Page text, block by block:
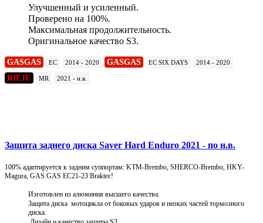
Улучшенный и усиленный.
Проверено на 100%.
Максимальная продолжительность.
Оригинальное качество S3.
GASGAS EC 2014 - 2020 GASGAS EC SIX DAYS 2014 - 2020
RIEJU MR 2021 - н.в.
Защита заднего диска Saver Hard Enduro 2021 - по н.в.
100% адаптируется к задним суппортам: KTM-Brembo, SHERCO-Brembo, HKY-
Magura, GAS GAS EC21-23 Braktec!
Изготовлен из алюминия высшего качества.
Защита диска мотоцикла от боковых ударов и низких частей тормозного
диска.